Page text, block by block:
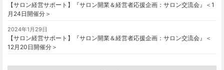
【サロン経営サポート】『サロン開業＆経営者応援企画：サロン交流会』＜1
月24日開催分＞
2024年1月29日
【サロン経営サポート】『サロン開業＆経営者応援企画：サロン交流会』＜
12月20日開催分＞